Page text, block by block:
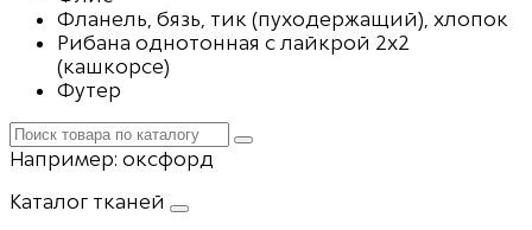
Фланель, бязь, тик (пуходержащий), хлопок
Рибана однотонная с лайкрой 2х2
(кашкорсе)
Футер
Например: оксфорд
Каталог тканей